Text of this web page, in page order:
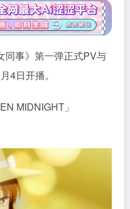
同事》第一弹正式PV与
4日开播。
MIDNIGHT」